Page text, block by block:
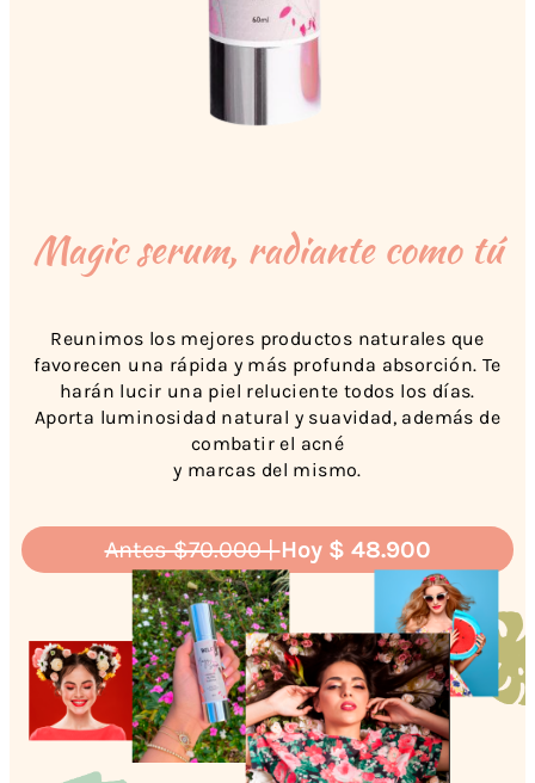
Magic serum, radiante como tú
Reunimos los mejores productos naturales que
favorecen una rápida y más profunda absorción. Te
harán lucir una piel reluciente todos los días.
Aporta luminosidad natural y suavidad, además de
combatir el acné
y marcas del mismo.
Antes $70.000 |Hoy $ 48.900